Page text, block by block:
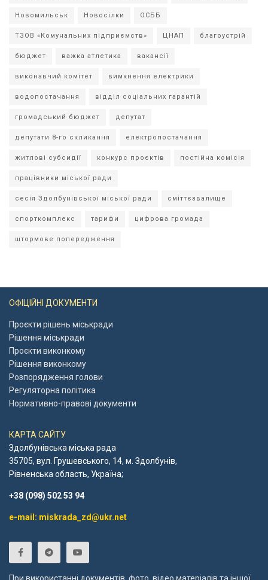
Новомильськ Новосілки ОСББ
ТЗОВ «Комунальних підприємств» ЦНАП благоустрій
бюджет важка атлетика вакансії
виконавчий комітет вимкнення електрики
водопостачання відділ соціальних гарантій
громадський бюджет депутат
депутати 8-го скликання електропостачання
житлові субсидії конкурс проєктів постійна комісія
працівники міської ради
сесія Здолбунівської міської ради сміттєзвалище
спорткомплекс тарифи цифрова громада
штормове попередження
ОФІЦІЙНІ ДОКУМЕНТИ
Проєкти рішень міськради
Рішення міськради
Проєкти виконкому
Рішення виконкому
Розпорядження голови
Регуляторна політика
Нормативно-правові документи
КАРТА САЙТУ
Здолбунівська міська рада
35705, вул. Грушевського, 14, м. Здолбунів,
Рівненська область, Україна;
+38 (098) 502 53 94
e-mail: miskrada_zd@ukr.net